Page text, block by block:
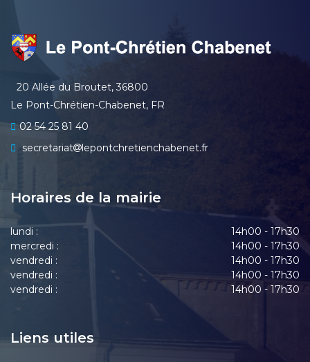
20 Allée du Broutet, 36800
Le Pont-Chrétien-Chabenet, FR
02 54 25 81 40
secretariat
lepontchretienchabenet.fr
Horaires de la mairie
lundi :
14h00 - 17h30
mercredi :
14h00 - 17h30
vendredi :
14h00 - 17h30
vendredi :
14h00 - 17h30
vendredi :
14h00 - 17h30
Liens utiles